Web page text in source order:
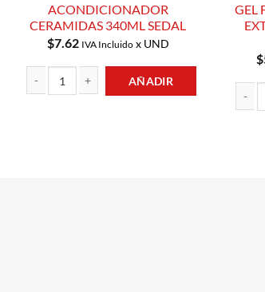
ACONDICIONADOR
CERAMIDAS 340ML SEDAL
$7.62 IVA Incluidox UND
ACONDICIONADOR CERAMIDAS 340ML SEDAL
AÑADIR
GEL
$